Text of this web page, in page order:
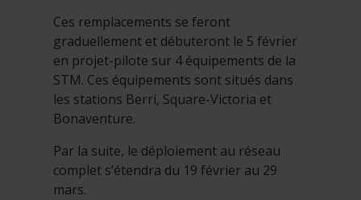
Ces remplacements se feront
graduellement et débuteront le 5 février
en projet-pilote sur 4 équipements de la
STM. Ces équipements sont situés dans
les stations Berri, Square-Victoria et
Bonaventure.
Par la suite, le déploiement au réseau
complet s’étendra du 19 février au 29
mars.